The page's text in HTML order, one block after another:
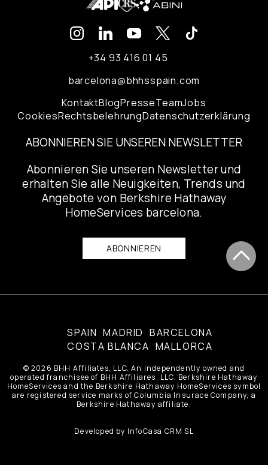
+34 93 416 01 45
barcelona@bhhsspain.com
KontaktBlogPresseTeamJobs
CookiesRechtsbelehrungDatenschutzerklärung
ABONNIEREN SIE UNSEREN NEWSLETTER
Abonnieren Sie unseren Newsletter und
erhalten Sie alle Neuigkeiten, Trends und
Angebote von Berkshire Hathaway
HomeServices barcelona.
ABONNIEREN
SPAIN MADRID BARCELONA
COSTA BLANCA MALLORCA
© 2026 BHH Affiliates, LLC. An independently owned and
operated franchisee of BHH Affiliares, LLC. Berkshire Hathaway
HomeServices and the Berkshire Hathaway HomeServices symbol
are registered service marks of Columbia Insurace Company, a
Berkshire Hathaway affiliate.
Developed by InfoCasa CRM SL